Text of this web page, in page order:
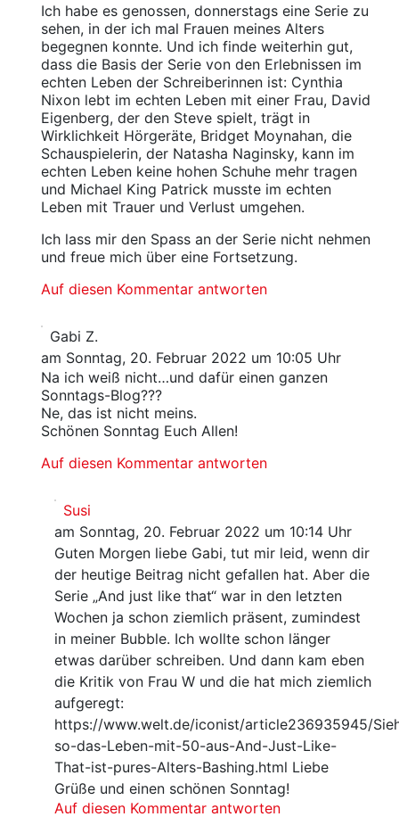
Ich habe es genossen, donnerstags eine Serie zu
sehen, in der ich mal Frauen meines Alters
begegnen konnte. Und ich finde weiterhin gut,
dass die Basis der Serie von den Erlebnissen im
echten Leben der Schreiberinnen ist: Cynthia
Nixon lebt im echten Leben mit einer Frau, David
Eigenberg, der den Steve spielt, trägt in
Wirklichkeit Hörgeräte, Bridget Moynahan, die
Schauspielerin, der Natasha Naginsky, kann im
echten Leben keine hohen Schuhe mehr tragen
und Michael King Patrick musste im echten
Leben mit Trauer und Verlust umgehen.
Ich lass mir den Spass an der Serie nicht nehmen
und freue mich über eine Fortsetzung.
Auf diesen Kommentar antworten
Gabi Z.
am Sonntag, 20. Februar 2022 um 10:05 Uhr
Na ich weiß nicht…und dafür einen ganzen
Sonntags-Blog???
Ne, das ist nicht meins.
Schönen Sonntag Euch Allen!
Auf diesen Kommentar antworten
Susi
am Sonntag, 20. Februar 2022 um 10:14 Uhr
Guten Morgen liebe Gabi, tut mir leid, wenn dir
der heutige Beitrag nicht gefallen hat. Aber die
Serie „And just like that“ war in den letzten
Wochen ja schon ziemlich präsent, zumindest
in meiner Bubble. Ich wollte schon länger
etwas darüber schreiben. Und dann kam eben
die Kritik von Frau W und die hat mich ziemlich
aufgeregt:
https://www.welt.de/iconist/article236935945/
so-das-Leben-mit-50-aus-And-Just-Like-
That-ist-pures-Alters-Bashing.html Liebe
Grüße und einen schönen Sonntag!
Auf diesen Kommentar antworten